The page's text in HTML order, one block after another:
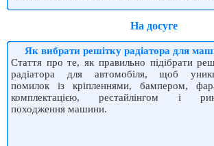
На досуге
Як вибрати решітку радіатора для
Стаття про те, як правильно підібрати
радіатора для автомобіля, щоб
помилок із кріпленнями, бампером,
комплектацією, рестайлінгом і
походження машини.